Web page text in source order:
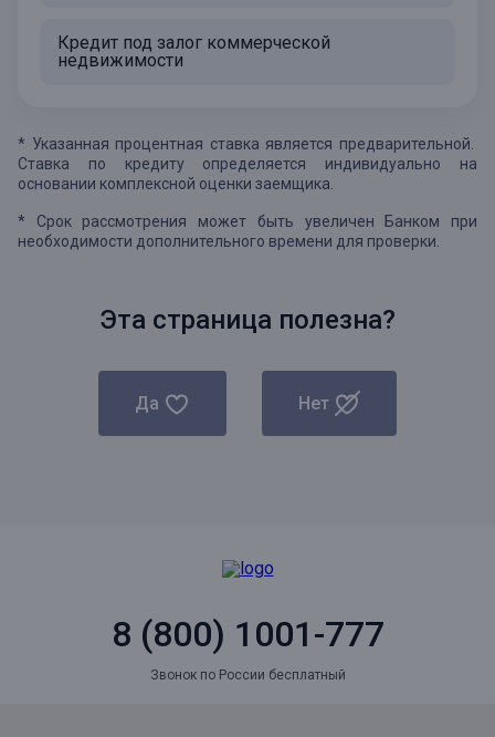
Кредит под залог коммерческой
недвижимости
* Указанная процентная ставка является предварительной.
Ставка по кредиту определяется индивидуально на
основании комплексной оценки заемщика.
* Срок рассмотрения может быть увеличен Банком при
необходимости дополнительного времени для проверки.
Эта страница полезна?
Да Нет
8 (800) 1001-777
Звонок по России бесплатный